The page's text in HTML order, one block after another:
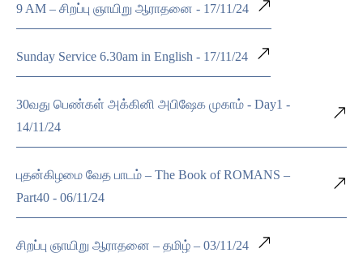
9 AM – சிறப்பு ஞாயிறு ஆராதனை - 17/11/24
Sunday Service 6.30am in English - 17/11/24
30வது பெண்கள் அக்கினி அபிஷேக முகாம் - Day1 -
14/11/24
புதன்கிழமை வேத பாடம் – The Book of ROMANS –
Part40 - 06/11/24
சிறப்பு ஞாயிறு ஆராதனை – தமிழ் – 03/11/24